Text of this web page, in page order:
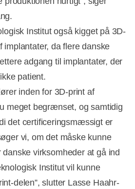
Institut også kigget på 3D-
implantater, da flere danske
adgang til implantater, der
patient.
inden for 3D-print af
meget begrænset, og samtidig
det certificeringsmæssigt er
vi, om det måske kunne
virksomheder at gå ind
Institut vil kunne
delen”, slutter Lasse Haahr-